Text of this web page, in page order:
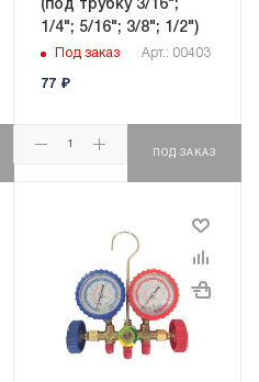
(под трубку 3/16";
1/4"; 5/16"; 3/8"; 1/2")
Под заказ Арт.: 00403
77₽
ПОД ЗАКАЗ